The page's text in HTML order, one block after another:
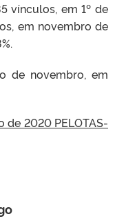
vínculos, em 1º de
em novembro de
de novembro, em
de 2020 PELOTAS-